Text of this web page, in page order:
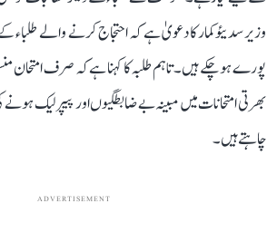
پورے ہو چکے ہیں۔ تاہم طلبہ کا کہنا ہے کہ صرف امتحان
بھرتی امتحانات میں مبینہ بے ضابطگیوں اور پیپر لیک ہونے
چاہتے ہیں۔
ADVERTISEMENT